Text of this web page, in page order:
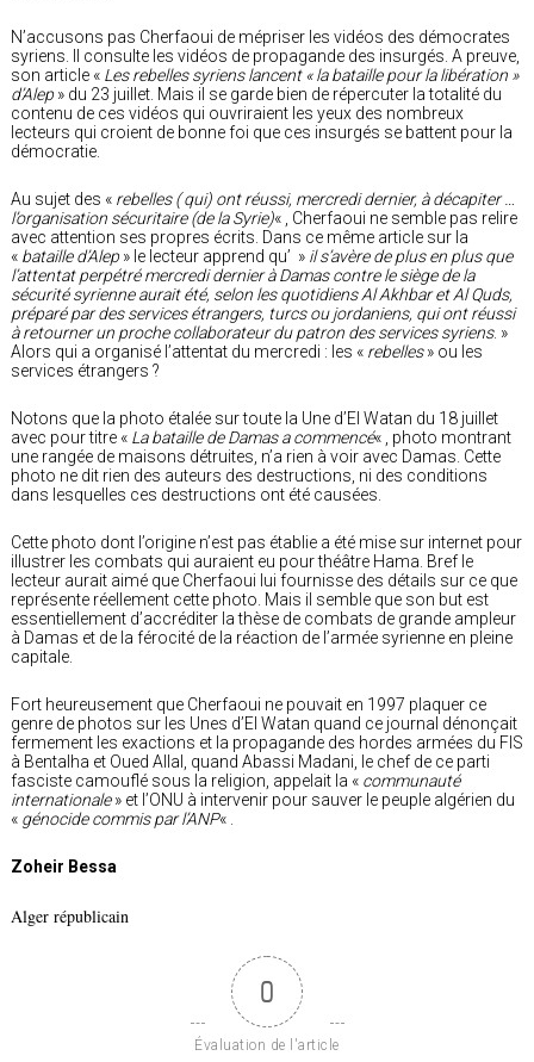
N’accusons pas Cherfaoui de mépriser les vidéos des démocrates
syriens. Il consulte les vidéos de propagande des insurgés. A preuve,
son article « Les rebelles syriens lancent « la bataille pour la libération »
d’Alep» du 23 juillet. Mais il se garde bien de répercuter la totalité du
contenu de ces vidéos qui ouvriraient les yeux des nombreux
lecteurs qui croient de bonne foi que ces insurgés se battent pour la
démocratie.
Au sujet des « rebelles ( qui) ont réussi, mercredi dernier, à décapiter …
l’organisation sécuritaire (de la Syrie)« , Cherfaoui ne semble pas relire
avec attention ses propres écrits. Dans ce même article sur la
« bataille d’Alep» le lecteur apprend qu’ » il s’avère de plus en plus que
l’attentat perpétré mercredi dernier à Damas contre le siège de la
sécurité syrienne aurait été, selon les quotidiens Al Akhbar et Al Quds,
préparé par des services étrangers, turcs ou jordaniens, qui ont réussi
à retourner un proche collaborateur du patron des services syriens. »
Alors qui a organisé l’attentat du mercredi : les « rebelles» ou les
services étrangers ?
Notons que la photo étalée sur toute la Une d’El Watan du 18 juillet
avec pour titre « La bataille de Damas a commencé« , photo montrant
une rangée de maisons détruites, n’a rien à voir avec Damas. Cette
photo ne dit rien des auteurs des destructions, ni des conditions
dans lesquelles ces destructions ont été causées.
Cette photo dont l’origine n’est pas établie a été mise sur internet pour
illustrer les combats qui auraient eu pour théâtre Hama. Bref le
lecteur aurait aimé que Cherfaoui lui fournisse des détails sur ce que
représente réellement cette photo. Mais il semble que son but est
essentiellement d’accréditer la thèse de combats de grande ampleur
à Damas et de la férocité de la réaction de l’armée syrienne en pleine
capitale.
Fort heureusement que Cherfaoui ne pouvait en 1997 plaquer ce
genre de photos sur les Unes d’El Watan quand ce journal dénonçait
fermement les exactions et la propagande des hordes armées du FIS
à Bentalha et Oued Allal, quand Abassi Madani, le chef de ce parti
fasciste camouflé sous la religion, appelait la « communauté
internationale» et l’ONU à intervenir pour sauver le peuple algérien du
« génocide commis par l’ANP« .
Zoheir Bessa
Alger républicain
0
Évaluation de l'article